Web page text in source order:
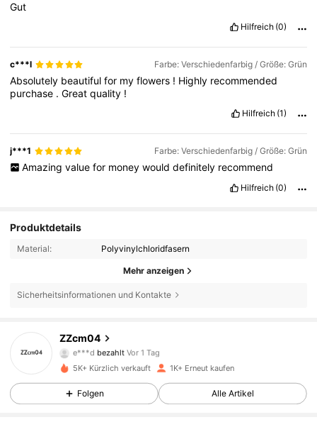
Gut
Hilfreich (0)
c***l Farbe: Verschiedenfarbig / Größe: Grün
Absolutely beautifulfor myflowers ! Highly recommended
purchase .Greatquality !
Hilfreich (1)
j***1 Farbe: Verschiedenfarbig / Größe: Grün
Amazing value for money would definitely recommend
Hilfreich (0)
Produktdetails
Material: Polyvinylchloridfasern
Mehr anzeigen
Sicherheitsinformationen und Kontakte
ZZcm04
e***dbezahlt
f***2istVor 1 Tag gefolgt
4,88
890 Follower
4,88 890 Follower
5K+ Kürzlich verkauft 1K+ Erneut kaufen
Folgen Alle Artikel